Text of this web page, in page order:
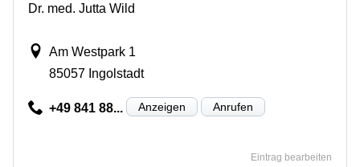
Dr. med. Jutta Wild
Am Westpark 1
85057 Ingolstadt
+49 841 88... Anzeigen Anrufen
Eintrag bearbeiten